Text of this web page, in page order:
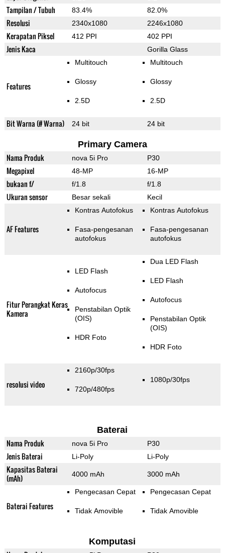
Tampilan / Tubuh 83.4% 82.0%
Resolusi 2340x1080 2246x1080
Kerapatan Piksel 412 PPI 402 PPI
Jenis Kaca Gorilla Glass
Features
Multitouch
Glossy
2.5D
Multitouch
Glossy
2.5D
Bit Warna (# Warna) 24 bit 24 bit
Primary Camera
Nama Produk nova 5i Pro P30
Megapixel 48-MP 16-MP
bukaan f/ f/1.8 f/1.8
Ukuran sensor Besar sekali Kecil
AF Features
Kontras Autofokus
Fasa-pengesanan
autofokus
Kontras Autofokus
Fasa-pengesanan
autofokus
Fitur Perangkat Keras
Kamera
LED Flash
Autofocus
Penstabilan Optik
(OIS)
HDR Foto
Dua LED Flash
LED Flash
Autofocus
Penstabilan Optik
(OIS)
HDR Foto
resolusi video
2160p/30fps
720p/480fps
1080p/30fps
Baterai
Nama Produk nova 5i Pro P30
Jenis Baterai Li-Poly Li-Poly
Kapasitas Baterai
(mAh)
4000 mAh 3000 mAh
Baterai Features
Pengecasan Cepat
Tidak Amovible
Pengecasan Cepat
Tidak Amovible
Komputasi